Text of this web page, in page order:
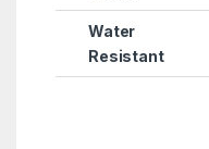
Water
Resistant